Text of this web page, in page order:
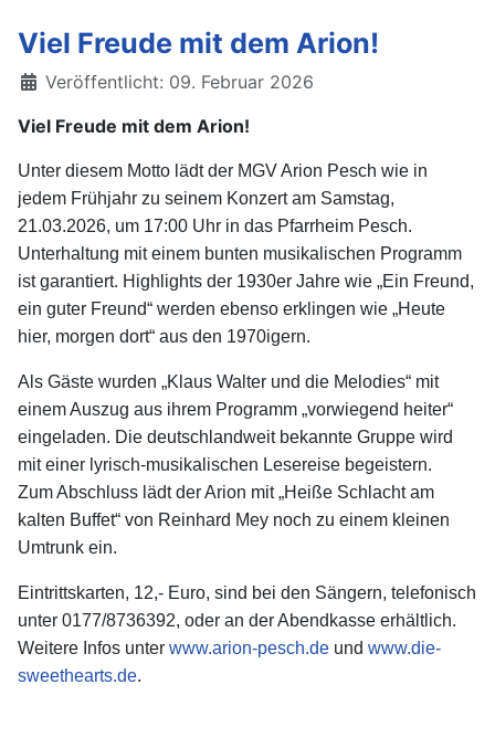
Viel Freude mit dem Arion!
Details
Veröffentlicht: 09. Februar 2026
Viel Freude mit dem Arion!
Unter diesem Motto lädt der MGV Arion Pesch wie in
jedem Frühjahr zu seinem Konzert am Samstag,
21.03.2026, um 17:00 Uhr in das Pfarrheim Pesch.
Unterhaltung mit einem bunten musikalischen Programm
ist garantiert. Highlights der 1930er Jahre wie „Ein Freund,
ein guter Freund“ werden ebenso erklingen wie „Heute
hier, morgen dort“ aus den 1970igern.
Als Gäste wurden „Klaus Walter und die Melodies“ mit
einem Auszug aus ihrem Programm „vorwiegend heiter“
eingeladen. Die deutschlandweit bekannte Gruppe wird
mit einer lyrisch-musikalischen Lesereise begeistern.
Zum Abschluss lädt der Arion mit „Heiße Schlacht am
kalten Buffet“ von Reinhard Mey noch zu einem kleinen
Umtrunk ein.
Eintrittskarten, 12,- Euro, sind bei den Sängern, telefonisch
unter 0177/8736392, oder an der Abendkasse erhältlich.
Weitere Infos unter www.arion-pesch.de und www.die-
sweethearts.de.